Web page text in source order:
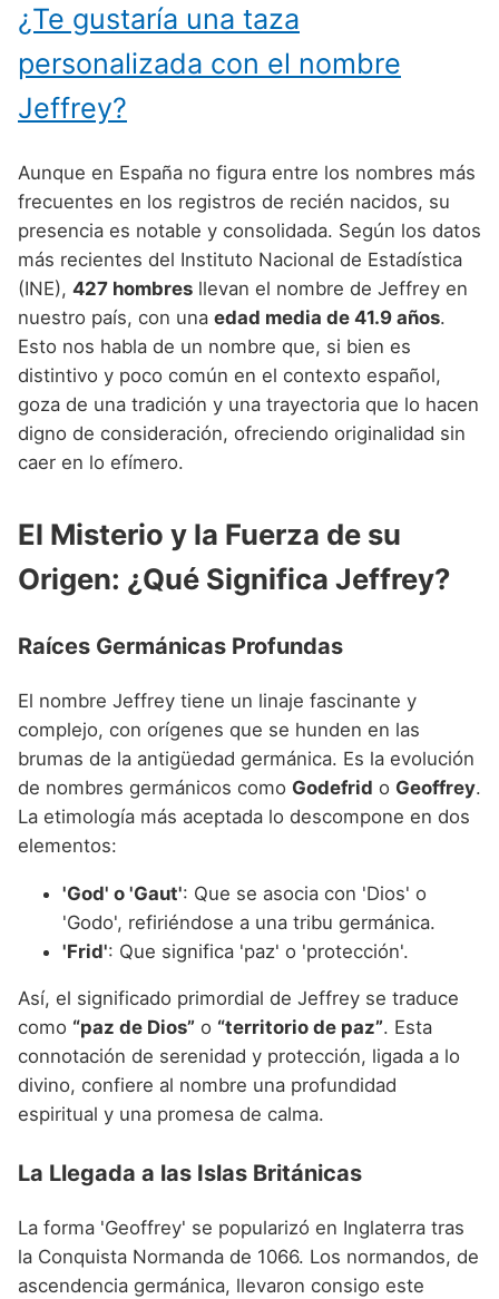
Nombres de niño que empiezan por J
Nombres de niño que empiezan por K
Nombres de niño que empiezan por L
Nombres de niño que empiezan por N
Nombres de niño que empiezan por O
Nombres de niño que empiezan por P
Nombres de niño que empiezan por Q
Nombres de niño que empiezan por R
Nombres de niño que empiezan por S
Nombres de niño que empiezan por T
Nombres de niño que empiezan por V
Nombres de niño que empiezan por W
Nombres de niño que empiezan por Z
Nombres de Niño Extremeños
Nombres de Niño Gallegos
Nombres de Niño Navarros
Nombres de Niño Riojanos
Nombres de Niño Valencianos
Nombres de Niño Vascos
Nombres de Niño Ingleses
Nombres de Niño Italianos
Nombres de Niño Judíos
Nombres de Niño Marroquíes
Nombres de Niño Portugueses
Nombres de Niño Rumanos
Nombres de Niño Rusos
Nombres de Niño Suecos
¿Te gustaría una taza
personalizada con el nombre
Jeffrey?
Aunque en España no figura entre los nombres más
frecuentes en los registros de recién nacidos, su
presencia es notable y consolidada. Según los datos
más recientes del Instituto Nacional de Estadística
(INE), 427 hombres llevan el nombre de Jeffrey en
nuestro país, con una edad media de 41.9 años.
Esto nos habla de un nombre que, si bien es
distintivo y poco común en el contexto español,
goza de una tradición y una trayectoria que lo hacen
digno de consideración, ofreciendo originalidad sin
caer en lo efímero.
El Misterio y la Fuerza de su
Origen: ¿Qué Significa Jeffrey?
Raíces Germánicas Profundas
El nombre Jeffrey tiene un linaje fascinante y
complejo, con orígenes que se hunden en las
brumas de la antigüedad germánica. Es la evolución
de nombres germánicos como Godefrid o Geoffrey.
La etimología más aceptada lo descompone en dos
elementos:
'God' o 'Gaut': Que se asocia con 'Dios' o
'Godo', refiriéndose a una tribu germánica.
'Frid': Que significa 'paz' o 'protección'.
Así, el significado primordial de Jeffrey se traduce
como “paz de Dios” o “territorio de paz”. Esta
connotación de serenidad y protección, ligada a lo
divino, confiere al nombre una profundidad
espiritual y una promesa de calma.
La Llegada a las Islas Británicas
La forma 'Geoffrey' se popularizó en Inglaterra tras
la Conquista Normanda de 1066. Los normandos, de
ascendencia germánica, llevaron consigo este